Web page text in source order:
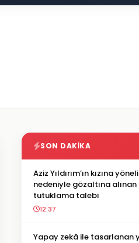
SON DAKIKA
Aziz Yıldırım’ın kızına
nedeniyle gözaltına
tutuklama talebi
12:37
Yapay zekâ ile tasarlanan